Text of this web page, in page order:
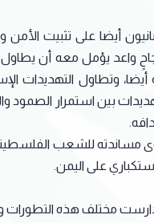
أيضا على تثبيت الأمن
واعد يؤمل معه أن يطاول
أيضا، وتطاول التهديدات
بين استمرار
مساندته للشعب
على اليمن.
مختلف هذه التطورات